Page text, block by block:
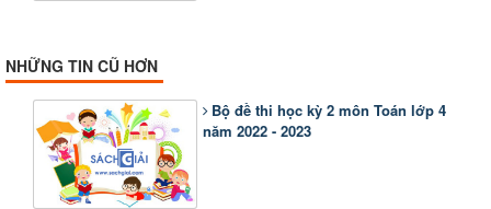
NHỮNG TIN CŨ HƠN
Bộ đề thi học kỳ 2 môn Toán lớp 4
năm 2022 - 2023